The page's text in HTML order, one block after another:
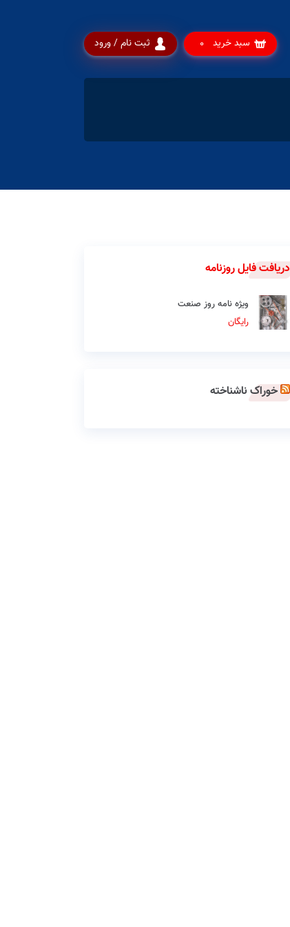
ثبت نام / ورود سبد خرید 0
دریافت فایل روزنامه
ویژه نامه روز صنعت
رایگان
خوراک ناشناخته